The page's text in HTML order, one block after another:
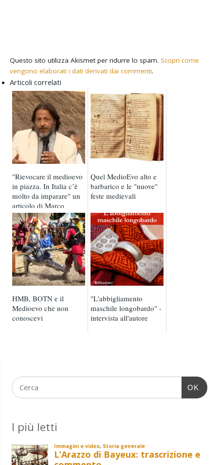
Questo sito utilizza Akismet per ridurre lo spam. Scopri come
vengono elaborati i dati derivati dai commenti.
Articoli correlati
"Rievocare il medioevo
in piazza. In Italia c’è
molto da imparare" un
articolo di Marco
Valenti per ...
Quel MedioEvo alto e
barbarico e le "nuove"
feste medievali
HMB, BOTN e il
Medioevo che non
conoscevi
"L'abbigliamento
maschile longobardo" -
intervista all'autore
OK
I più letti